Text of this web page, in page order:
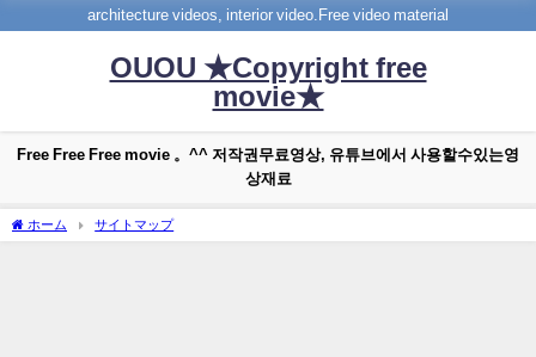
architecture videos, interior video.Free video material
OUOU ★Copyright free
movie★
Free Free Free movie 。^^ 저작권무료영상, 유튜브에서 사용할수있는영
상재료
ホーム サイトマップ